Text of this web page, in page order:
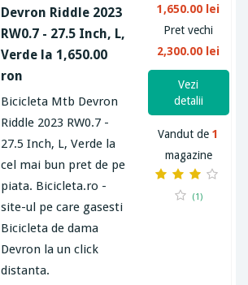
Devron Riddle 2023
RW0.7 - 27.5 Inch, L,
Verde la 1,650.00
ron
Bicicleta Mtb Devron
Riddle 2023 RW0.7 -
27.5 Inch, L, Verde la
cel mai bun pret de pe
piata. Bicicleta.ro -
site-ul pe care gasesti
Bicicleta de dama
Devron la un click
distanta.
1,650.00 lei
Pret vechi
2,300.00 lei
Vezi
detalii
Vandut de1
magazine
(1)